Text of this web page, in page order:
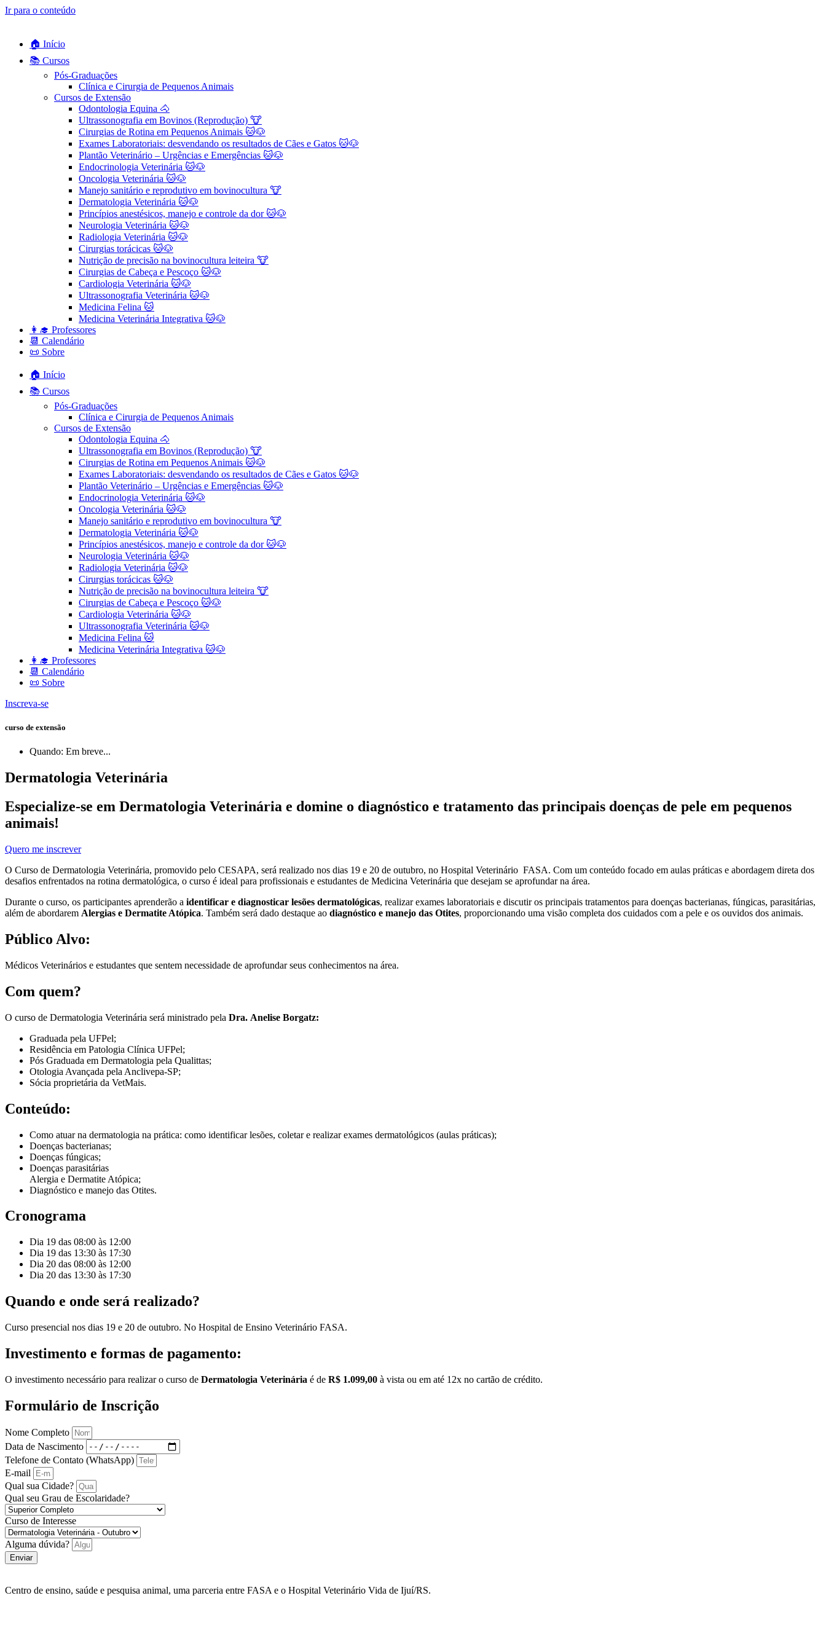
Ir para o conteúdo
🏠 Início
📚 Cursos
Pós-Graduações
Clínica e Cirurgia de Pequenos Animais
Cursos de Extensão
Odontologia Equina 🐴
Ultrassonografia em Bovinos (Reprodução) 🐮
Cirurgias de Rotina em Pequenos Animais ​🐱🐶
Exames Laboratoriais: desvendando os resultados de Cães e Gatos 🐱🐶
Plantão Veterinário – Urgências e Emergências 🐱🐶
Endocrinologia Veterinária 🐱🐶
Oncologia Veterinária 🐱🐶
Manejo sanitário e reprodutivo em bovinocultura 🐮
Dermatologia Veterinária 🐱🐶
Princípios anestésicos, manejo e controle da dor 🐱🐶
Neurologia Veterinária 🐱🐶
Radiologia Veterinária 🐱🐶
Cirurgias torácicas 🐱🐶
Nutrição de precisão na bovinocultura leiteira 🐮
Cirurgias de Cabeça e Pescoço 🐱🐶
Cardiologia Veterinária 🐱🐶
Ultrassonografia Veterinária 🐱🐶
Medicina Felina 🐱
Medicina Veterinária Integrativa 🐱🐶
👩‍🎓 Professores
📆 Calendário
📜 Sobre
🏠 Início
📚 Cursos
Pós-Graduações
Clínica e Cirurgia de Pequenos Animais
Cursos de Extensão
Odontologia Equina 🐴
Ultrassonografia em Bovinos (Reprodução) 🐮
Cirurgias de Rotina em Pequenos Animais ​🐱🐶
Exames Laboratoriais: desvendando os resultados de Cães e Gatos 🐱🐶
Plantão Veterinário – Urgências e Emergências 🐱🐶
Endocrinologia Veterinária 🐱🐶
Oncologia Veterinária 🐱🐶
Manejo sanitário e reprodutivo em bovinocultura 🐮
Dermatologia Veterinária 🐱🐶
Princípios anestésicos, manejo e controle da dor 🐱🐶
Neurologia Veterinária 🐱🐶
Radiologia Veterinária 🐱🐶
Cirurgias torácicas 🐱🐶
Nutrição de precisão na bovinocultura leiteira 🐮
Cirurgias de Cabeça e Pescoço 🐱🐶
Cardiologia Veterinária 🐱🐶
Ultrassonografia Veterinária 🐱🐶
Medicina Felina 🐱
Medicina Veterinária Integrativa 🐱🐶
👩‍🎓 Professores
📆 Calendário
📜 Sobre
Inscreva-se
curso de extensão
Quando: Em breve...
Dermatologia Veterinária
Especialize-se em Dermatologia Veterinária e domine o diagnóstico e tratamento das principais doenças de pele em pequenos
animais!
Quero me inscrever
O Curso de Dermatologia Veterinária, promovido pelo CESAPA, será realizado nos dias 19 e 20 de outubro, no Hospital Veterinário FASA. Com um conteúdo focado em aulas práticas e abordagem direta dos
desafios enfrentados na rotina dermatológica, o curso é ideal para profissionais e estudantes de Medicina Veterinária que desejam se aprofundar na área.
Durante o curso, os participantes aprenderão a identificar e diagnosticar lesões dermatológicas, realizar exames laboratoriais e discutir os principais tratamentos para doenças bacterianas, fúngicas, parasitárias,
além de abordarem Alergias e Dermatite Atópica. Também será dado destaque ao diagnóstico e manejo das Otites, proporcionando uma visão completa dos cuidados com a pele e os ouvidos dos animais.
Público Alvo:
Médicos Veterinários e estudantes que sentem necessidade de aprofundar seus conhecimentos na área.
Com quem?
O curso de Dermatologia Veterinária será ministrado pela Dra. Anelise Borgatz:
Graduada pela UFPel;
Residência em Patologia Clínica UFPel;
Pós Graduada em Dermatologia pela Qualittas;
Otologia Avançada pela Anclivepa-SP;
Sócia proprietária da VetMais.
Conteúdo:
Como atuar na dermatologia na prática: como identificar lesões, coletar e realizar exames dermatológicos (aulas práticas);
Doenças bacterianas;
Doenças fúngicas;
Doenças parasitárias
Alergia e Dermatite Atópica;
Diagnóstico e manejo das Otites.
Cronograma
Dia 19 das 08:00 às 12:00
Dia 19 das 13:30 às 17:30
Dia 20 das 08:00 às 12:00
Dia 20 das 13:30 às 17:30
Quando e onde será realizado?
Curso presencial nos dias 19 e 20 de outubro. No Hospital de Ensino Veterinário FASA.
Investimento e formas de pagamento:
O investimento necessário para realizar o curso de Dermatologia Veterinária é de R$ 1.099,00 à vista ou em até 12x no cartão de crédito.
Formulário de Inscrição
Nome Completo
Data de Nascimento
Telefone de Contato (WhatsApp)
E-mail
Qual sua Cidade?
Qual seu Grau de Escolaridade?
Curso de Interesse
Alguma dúvida?
Enviar
Centro de ensino, saúde e pesquisa animal, uma parceria entre FASA e o Hospital Veterinário Vida de Ijuí/RS.